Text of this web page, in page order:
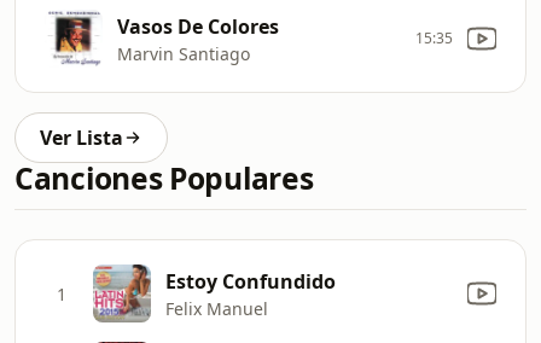
Vasos De Colores
Marvin Santiago
15:35
Ver Lista
Canciones Populares
1 Estoy Confundido
Felix Manuel